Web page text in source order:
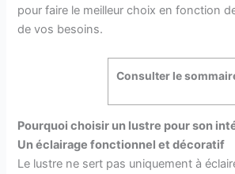
pour faire le meilleur choix en fonction
de vos besoins.
Consulter le
Pourquoi choisir un lustre pour son
Un éclairage fonctionnel et décoratif
Le lustre ne sert pas uniquement à